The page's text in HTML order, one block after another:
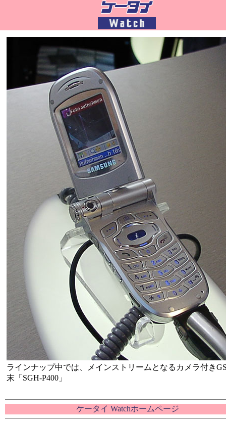
ラインナップ中では、メインストリームとなるカメラ付き
末「SGH-P400」
ケータイ Watchホームページ